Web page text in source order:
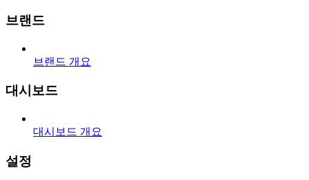
브랜드
브랜드 개요
대시보드
대시보드 개요
설정